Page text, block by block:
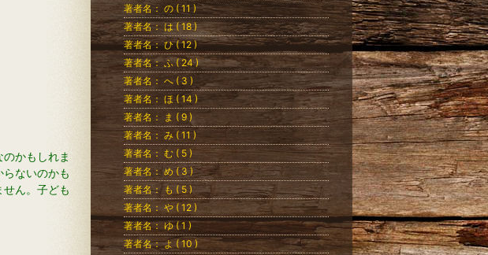
かもしれま
ないのかも
ん。子ども
著者名： の ( 11 )
著者名： は ( 18 )
著者名： ひ ( 12 )
著者名： ふ ( 24 )
著者名： へ ( 3 )
著者名： ほ ( 14 )
著者名： ま ( 9 )
著者名： み ( 11 )
著者名： む ( 5 )
著者名： め ( 3 )
著者名： も ( 5 )
著者名： や ( 12 )
著者名： ゆ ( 1 )
著者名： よ ( 10 )